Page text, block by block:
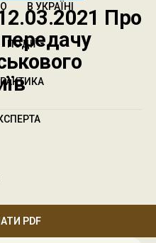
В УКРАЇНІ
ПОДІЇ
Про
PDF